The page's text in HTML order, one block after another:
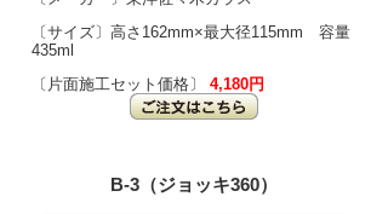
〔サイズ〕高さ162mm×最大径115mm 容量
435ml
〔片面施工セット価格〕 4,180円
B-3（ジョッキ360）